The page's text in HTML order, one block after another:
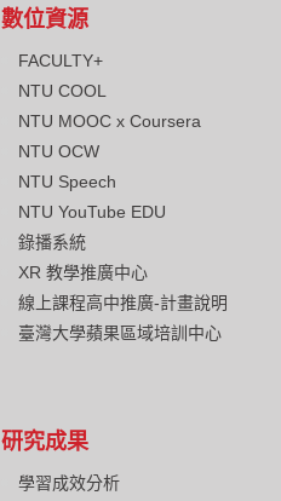
數位資源
FACULTY+
NTU COOL
NTU MOOC x Coursera
NTU OCW
NTU Speech
NTU YouTube EDU
錄播系統
XR 教學推廣中心
線上課程高中推廣-計畫說明
臺灣大學蘋果區域培訓中心
研究成果
學習成效分析